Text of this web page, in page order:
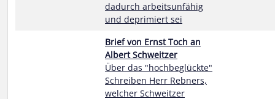
dadurch arbeitsunfähig
und deprimiert sei
Brief von Ernst Toch an
Albert Schweitzer
Über das "hochbeglückte"
Schreiben Herr Rebners,
welcher Schweitzer